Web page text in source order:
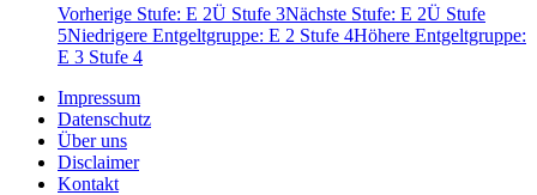
Vorherige Stufe: E 2Ü Stufe 3Nächste Stufe: E 2Ü Stufe
5Niedrigere Entgeltgruppe: E 2 Stufe 4Höhere Entgeltgruppe:
E 3 Stufe 4
Impressum
Datenschutz
Über uns
Disclaimer
Kontakt